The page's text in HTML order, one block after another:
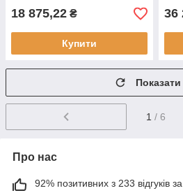
18 875,22 ₴
Купити
36
1 / 6
Про нас
92% позитивних з 233 відгуків за